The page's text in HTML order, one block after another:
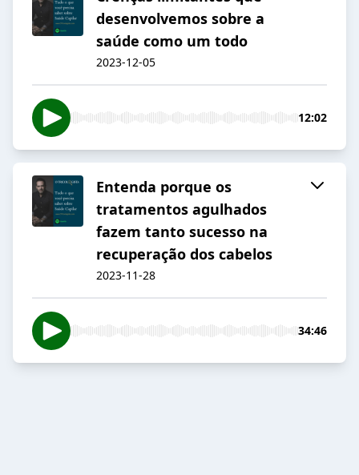
desenvolvemos sobre a
saúde como um todo
2023-12-05
12:02
Entenda porque os
tratamentos agulhados
fazem tanto sucesso na
recuperação dos cabelos
2023-11-28
34:46